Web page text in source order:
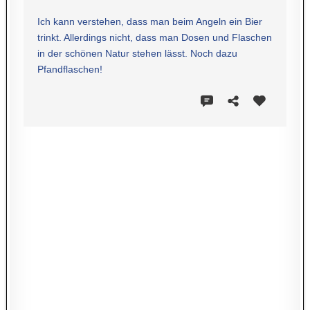
Ich kann verstehen, dass man beim Angeln ein Bier
trinkt. Allerdings nicht, dass man Dosen und Flaschen
in der schönen Natur stehen lässt. Noch dazu
Pfandflaschen!